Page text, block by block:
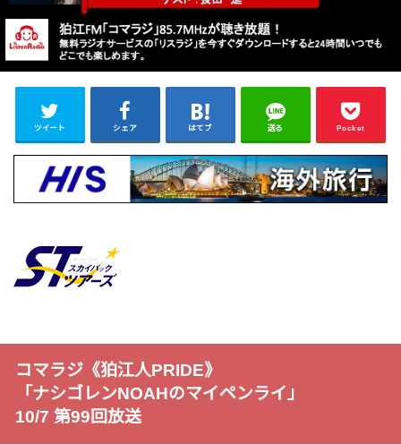
ツイート シェア はてブ 送る Pocket
コマラジ《狛江人PRIDE》
「ナシゴレンNOAHのマイペンライ」
10/7 第99回放送